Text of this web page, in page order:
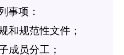
事项：
和规范性文件；
成员分工；